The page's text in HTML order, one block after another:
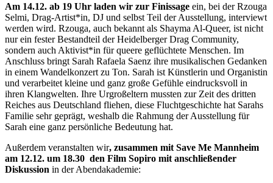
Am 14.12. ab 19 Uhr laden wir zur Finissage ein, bei der Rzouga
Selmi, Drag-Artist*in, DJ und selbst Teil der Ausstellung, interviewt
werden wird. Rzouga, auch bekannt als Shayma Al-Queer, ist nicht
nur ein fester Bestandteil der Heidelberger Drag Community,
sondern auch Aktivist*in für queere geflüchtete Menschen. Im
Anschluss bringt Sarah Rafaela Saenz ihre musikalischen Gedanken
in einem Wandelkonzert zu Ton. Sarah ist Künstlerin und Organistin
und verarbeitet kleine und ganz große Gefühle eindrucksvoll in
ihren Klangwelten. Ihre Urgroßeltern mussten zur Zeit des dritten
Reiches aus Deutschland fliehen, diese Fluchtgeschichte hat Sarahs
Familie sehr geprägt, weshalb die Rahmung der Ausstellung für
Sarah eine ganz persönliche Bedeutung hat.
Außerdem veranstalten wir, zusammen mit Save Me Mannheim
am 12.12. um 18.30 den Film Sopiro mit anschließender
Diskussion in der Abendakademie: